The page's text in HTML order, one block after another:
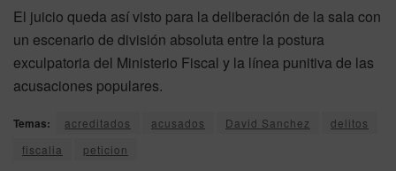
El juicio queda así visto para la deliberación de la sala con
un escenario de división absoluta entre la postura
exculpatoria del Ministerio Fiscal y la línea punitiva de las
acusaciones populares.
Temas: acreditados acusados David Sanchez
delitos
fiscalia
peticion